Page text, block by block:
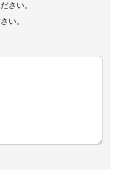
さい。
い。